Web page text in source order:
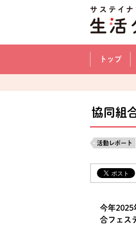
ここからサイト内共通メニューです。
サイト内共通メニューをスキップする
トップ
協同組
活動レポート
今年2025
合フェス